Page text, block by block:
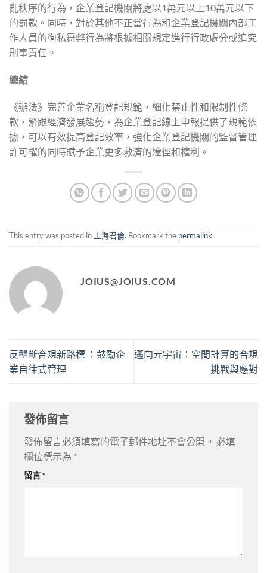
亂秩序的行為，企業登記機關將處以1萬元以上10萬元以下
的罰款。同時，對於其他不正當行為和企業登記機關內部工
作人員的徇私舞弊行為將根據相關規定進行行政處分或追究
刑事責任。
總結
《辦法》完善企業名稱登記規範，細化禁止性和限制性條
款，緊跟經濟發展趨勢，為企業登記線上申報提供了規範依
據，可以有效提高登記效率，強化企業登記機關的監督管理
許可權的同時賦予企業更多救濟的途徑和權利。
This entry was posted in 上海君倫. Bookmark the permalink.
JOIUS@JOIUS.COM
反壟斷合規新路標 ：鼓勵企
業自律式管理
邁向元宇宙：空間計算的合規
挑戰與應對
發佈留言
發佈留言必須填寫的電子郵件地址不會公開。 必填
欄位標示為 *
留言*